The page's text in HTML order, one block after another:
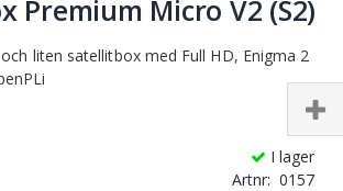
Premium Micro V2 (S2)
liten satellitbox med Full HD, Enigma 2
I lager
Artnr
0157